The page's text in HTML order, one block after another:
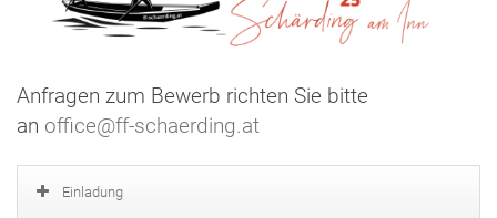
Anfragen zum Bewerb richten Sie bitte
an office@ff-schaerding.at
Einladung